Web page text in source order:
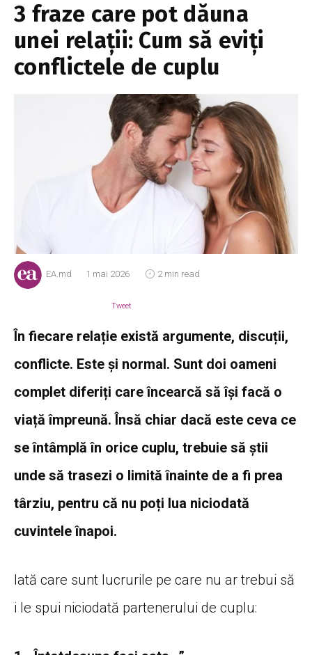
3 fraze care pot dăuna
unei relații: Cum să eviți
conflictele de cuplu
EA.md 1 mai 2026 2 min read
Tweet
În fiecare relație există argumente, discuții,
conflicte. Este și normal. Sunt doi oameni
complet diferiți care încearcă să își facă o
viață împreună. Însă chiar dacă este ceva ce
se întâmplă în orice cuplu, trebuie să știi
unde să trasezi o limită înainte de a fi prea
târziu, pentru că nu poți lua niciodată
cuvintele înapoi.
Iată care sunt lucrurile pe care nu ar trebui să
i le spui niciodată partenerului de cuplu: